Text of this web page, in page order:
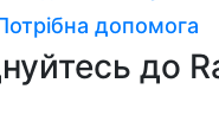
допомога
до